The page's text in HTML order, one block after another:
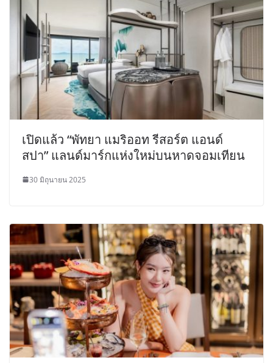
เปิดแล้ว “พัทยา แมริออท รีสอร์ต แอนด์
สปา” แลนด์มาร์กแห่งใหม่บนหาดจอมเทียน
30 มิถุนายน 2025